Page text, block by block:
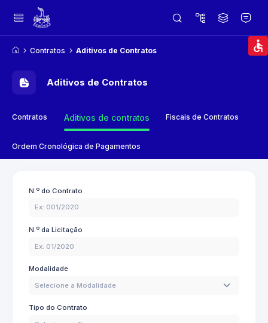
Contratos Aditivos de Contratos
Aditivos de Contratos
Contratos Aditivos de contratos Fiscais de Contratos
Ordem Cronológica de Pagamentos
N.º do Contrato
N.º da Licitação
Modalidade
Selecione a Modalidade
Tipo do Contrato